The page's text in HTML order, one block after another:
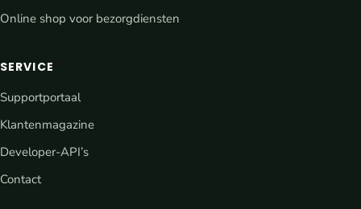
Online shop voor bezorgdiensten
SERVICE
Supportportaal
Klantenmagazine
Developer-API’s
Contact